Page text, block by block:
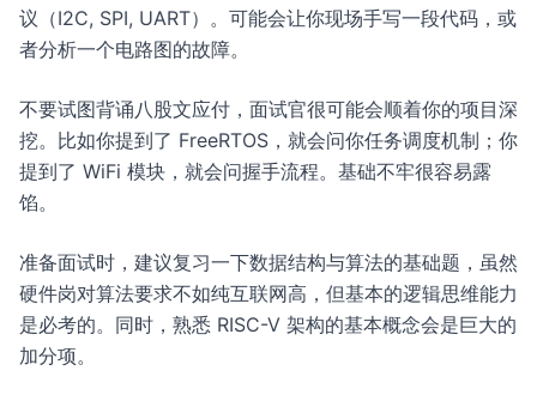
议（I2C, SPI, UART）。可能会让你现场手写一段代码，或
者分析一个电路图的故障。
不要试图背诵八股文应付，面试官很可能会顺着你的项目深
挖。比如你提到了 FreeRTOS，就会问你任务调度机制；你
提到了 WiFi 模块，就会问握手流程。基础不牢很容易露
馅。
准备面试时，建议复习一下数据结构与算法的基础题，虽然
硬件岗对算法要求不如纯互联网高，但基本的逻辑思维能力
是必考的。同时，熟悉 RISC-V 架构的基本概念会是巨大的
加分项。